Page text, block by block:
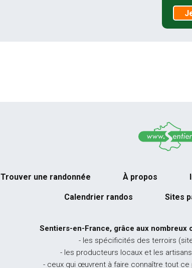
Trouver une randonnée À propos
Calendrier randos Sites
Sentiers-en-France, grâce aux
- les spécificités des terroirs
- les producteurs locaux et les
- ceux qui œuvrent à faire connaître tout